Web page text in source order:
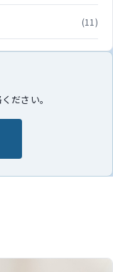
(11)
ださい。